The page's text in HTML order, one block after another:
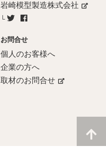
岩崎模型製造株式会社
└
お問合せ
個人のお客様へ
企業の方へ
取材のお問合せ